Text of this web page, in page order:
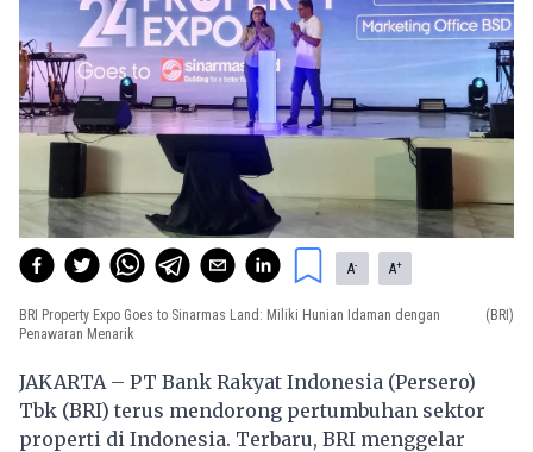
A- A+
BRI Property Expo Goes to Sinarmas Land: Miliki Hunian Idaman dengan
Penawaran Menarik
(BRI)
JAKARTA – PT Bank Rakyat Indonesia (Persero)
Tbk (BRI) terus mendorong pertumbuhan sektor
properti di Indonesia. Terbaru, BRI menggelar